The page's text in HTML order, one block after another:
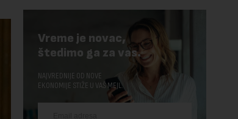
Vreme je novac,
štedimo ga za vas.
NAJVREDNIJE OD NOVE
EKONOMIJE STIŽE U VAŠ MEJL.